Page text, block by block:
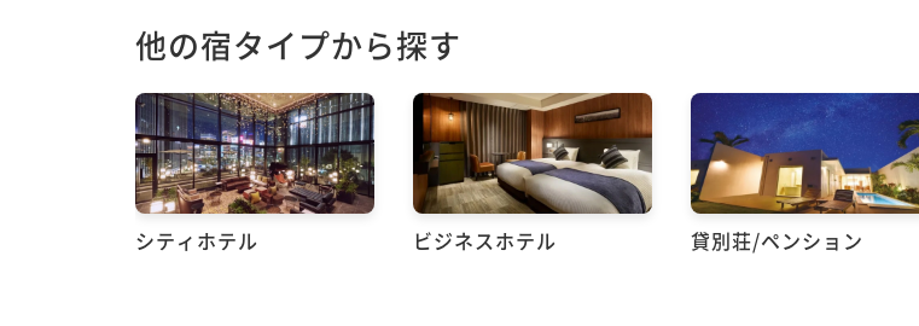
他の宿タイプから探す
シティホテル ビジネスホテル 貸別荘/ペンション